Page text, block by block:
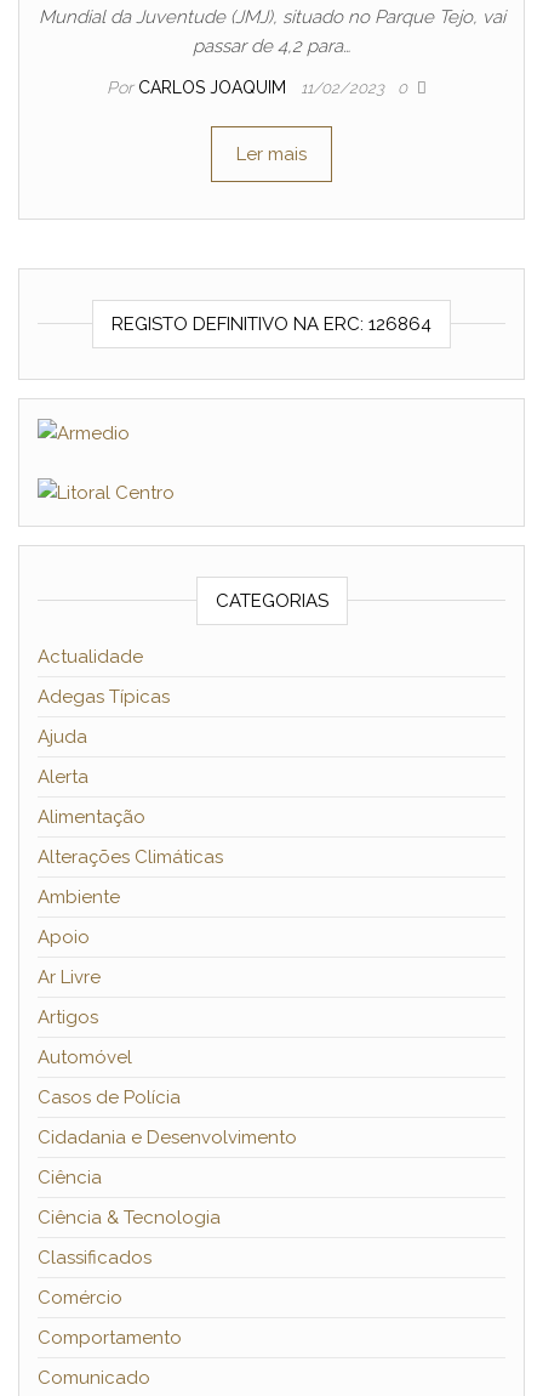
Mundial da Juventude (JMJ), situado no Parque Tejo, vai
passar de 4,2 para…
Por CARLOS JOAQUIM 11/02/2023 0
Ler mais
REGISTO DEFINITIVO NA ERC: 126864
CATEGORIAS
Actualidade
Adegas Típicas
Ajuda
Alerta
Alimentação
Alterações Climáticas
Ambiente
Apoio
Ar Livre
Artigos
Automóvel
Casos de Polícia
Cidadania e Desenvolvimento
Ciência
Ciência & Tecnologia
Classificados
Comércio
Comportamento
Comunicado